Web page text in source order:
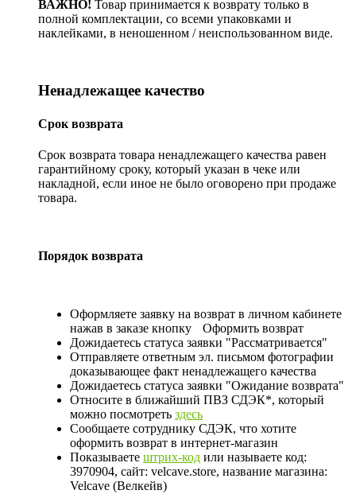
ВАЖНО! Товар принимается к возврату только в
полной комплектации, со всеми упаковками и
наклейками, в неношенном / неиспользованном виде.
Ненадлежащее качество
Срок возврата
Срок возврата товара ненадлежащего качества равен
гарантийному сроку, который указан в чеке или
накладной, если иное не было оговорено при продаже
товара.
Порядок возврата
Оформляете заявку на возврат в личном кабинете
нажав в заказе кнопку
Оформить возврат
Дожидаетесь статуса заявки "Рассматривается"
Отправляете ответным эл. письмом фотографии
доказывающее факт ненадлежащего качества
Дожидаетесь статуса заявки "Ожидание возврата"
Относите в ближайший ПВЗ СДЭК*, который
можно посмотреть здесь
Сообщаете сотруднику СДЭК, что хотите
оформить возврат в интернет-магазин
Показываете штрих-код или называете код:
3970904, сайт: velcave.store, название магазина:
Velcave (Велкейв)